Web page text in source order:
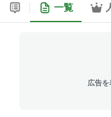
一覧
広告